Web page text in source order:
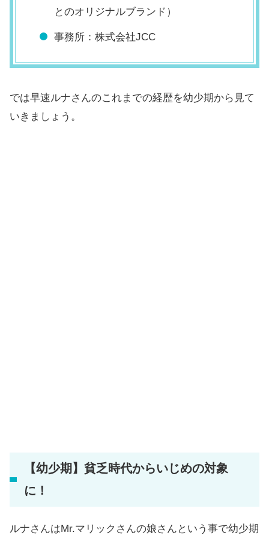
とのオリジナルブランド）
事務所：株式会社JCC
では早速ルナさんのこれまでの経歴を幼少期から見て
いきましょう。
【幼少期】貧乏時代からいじめの対象
に！
ルナさんはMr.マリックさんの娘さんという事で幼少期